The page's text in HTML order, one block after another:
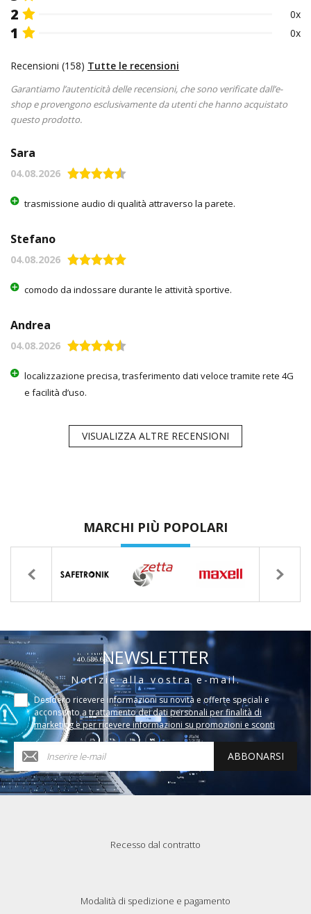
2 0x
1 0x
Recensioni (158) Tutte le recensioni
Garantiamo l’autenticità delle recensioni, che sono verificate dall’e-
shop e provengono esclusivamente da utenti che hanno acquistato
questo prodotto.
Sara
04.08.2026
trasmissione audio di qualità attraverso la parete.
Stefano
04.08.2026
comodo da indossare durante le attività sportive.
Andrea
04.08.2026
localizzazione precisa, trasferimento dati veloce tramite rete 4G
e facilità d’uso.
VISUALIZZA ALTRE RECENSIONI
MARCHI PIÙ POPOLARI
NEWSLETTER
Notizie alla vostra e-mail.
Desidero ricevere informazioni su novità e offerte speciali e
acconsento a trattamento dei dati personali per finalità di
marketing e per ricevere informazioni su promozioni e sconti
ABBONARSI
Recesso dal contratto
Modalità di spedizione e pagamento